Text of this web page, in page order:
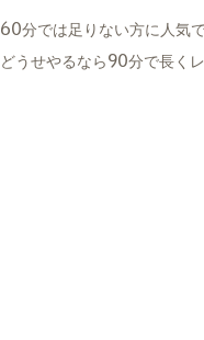
60分では足りない方に人気で
どうせやるなら90分で長く